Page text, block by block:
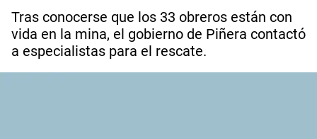
Tras conocerse que los 33 obreros están con
vida en la mina, el gobierno de Piñera contactó
a especialistas para el rescate.